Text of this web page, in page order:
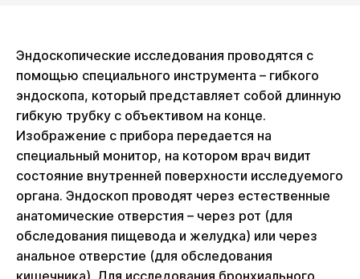
Эндоскопические исследования проводятся с
помощью специального инструмента – гибкого
эндоскопа, который представляет собой длинную
гибкую трубку с объективом на конце.
Изображение с прибора передается на
специальный монитор, на котором врач видит
состояние внутренней поверхности исследуемого
органа. Эндоскоп проводят через естественные
анатомические отверстия – через рот (для
обследования пищевода и желудка) или через
анальное отверстие (для обследования
кишечника). Для исследования бронхиального